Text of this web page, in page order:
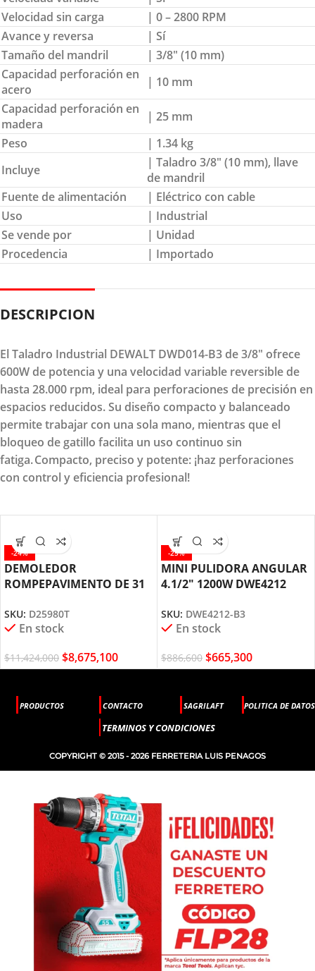
Velocidad sin carga
| 0 – 2800 RPM
Avance y reversa
| Sí
Tamaño del mandril
| 3/8″ (10 mm)
Capacidad perforación en
acero
| 10 mm
Capacidad perforación en
madera
| 25 mm
Peso
| 1.34 kg
Incluye
| Taladro 3/8″ (10 mm), llave
de mandril
Fuente de alimentación
| Eléctrico con cable
Uso
| Industrial
Se vende por
| Unidad
Procedencia
| Importado
DESCRIPCION
El Taladro Industrial DEWALT DWD014-B3 de 3/8" ofrece
600W de potencia y una velocidad variable reversible de
hasta 28.000 rpm, ideal para perforaciones de precisión en
espacios reducidos. Su diseño compacto y balanceado
permite trabajar con una sola mano, mientras que el
bloqueo de gatillo facilita un uso continuo sin
fatiga. Compacto, preciso y potente: ¡haz perforaciones
con control y eficiencia profesional!
-24%
DEMOLEDOR
ROMPEPAVIMENTO DE 31
DEWALT
SKU: D25980T
En stock
$11,424,000 $8,675,100
-25%
MINI PULIDORA ANGULAR
4.1/2″ 1200W DWE4212
SKU: DWE4212-B3
En stock
$886,600 $665,300
PRODUCTOS CONTACTO SAGRILAFT POLITICA DE DATOS
TERMINOS Y CONDICIONES
COPYRIGHT © 2015 - 2026 FERRETERIA LUIS PENAGOS